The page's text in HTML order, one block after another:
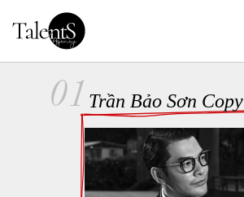
01 Trần Bảo Sơn Copy